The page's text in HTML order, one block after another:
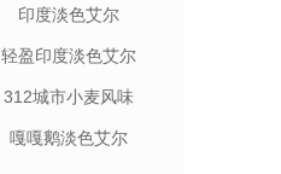
印度淡色艾尔
轻盈印度淡色艾尔
312城市小麦风味
嘎嘎鹅淡色艾尔